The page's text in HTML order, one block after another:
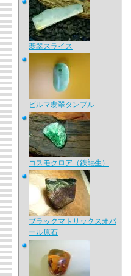
翡翠スライス
ビルマ翡翠タンブル
コスモクロア（鉄龍生）
ブラックマトリックスオパ
ール原石